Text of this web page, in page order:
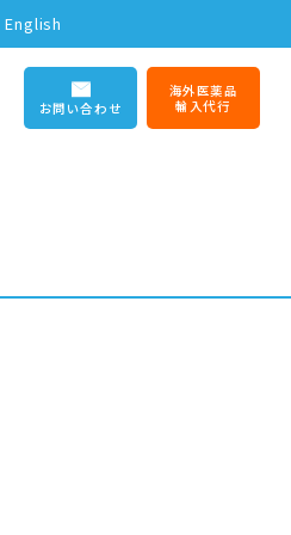
English
お問い合わせ
海外医薬品
輸入代行